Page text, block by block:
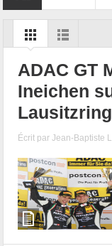
ADAC GT
Ineichen
Lausitzring
Écrit parJean-Baptiste